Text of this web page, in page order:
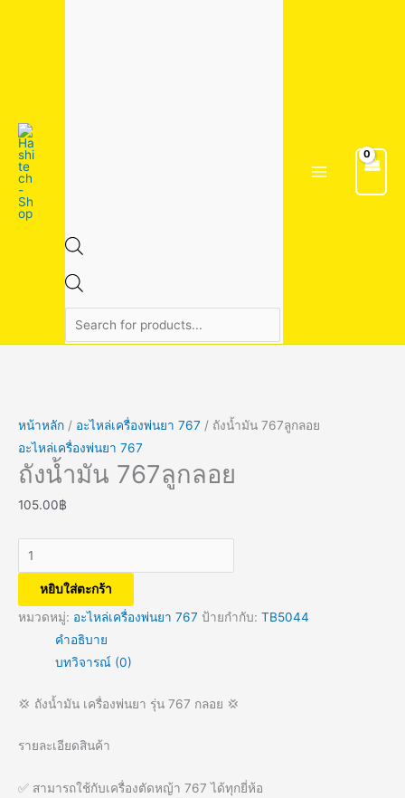
หน้าหลัก / อะไหล่เครื่องพ่นยา 767 / ถังน้ำมัน 767ลูกลอย
อะไหล่เครื่องพ่นยา 767
ถังน้ำมัน 767ลูกลอย
105.00฿
หยิบใส่ตะกร้า
หมวดหมู่: อะไหล่เครื่องพ่นยา 767 ป้ายกำกับ: TB5044
คำอธิบาย
บทวิจารณ์ (0)
💢 ถังน้ำมัน เครื่องพ่นยา รุ่น 767 กลอย 💢
รายละเอียดสินค้า
✅ สามารถใช้กับเครื่องตัดหญ้า 767 ได้ทุกยี่ห้อ